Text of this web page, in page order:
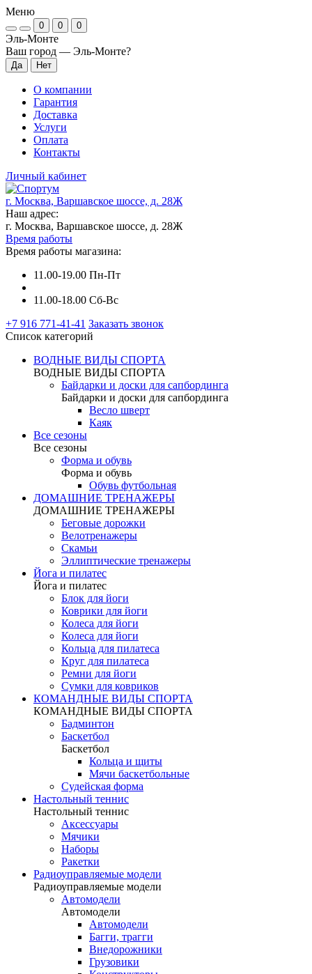
Меню
0 0 0
Эль-Монте
Ваш город — Эль-Монте?
О компании
Гарантия
Доставка
Услуги
Оплата
Контакты
Личный кабинет
г. Москва, Варшавское шоссе, д. 28Ж
Наш адрес:
г. Москва, Варшавское шоссе, д. 28Ж
Время работы
Время работы магазина:
11.00-19.00 Пн-Пт
11.00-18.00 Сб-Вс
+7 916 771-41-41 Заказать звонок
Список категорий
ВОДНЫЕ ВИДЫ СПОРТА
ВОДНЫЕ ВИДЫ СПОРТА
Байдарки и доски для сапбординга
Байдарки и доски для сапбординга
Весло шверт
Каяк
Все сезоны
Все сезоны
Форма и обувь
Форма и обувь
Обувь футбольная
ДОМАШНИЕ ТРЕНАЖЕРЫ
ДОМАШНИЕ ТРЕНАЖЕРЫ
Беговые дорожки
Велотренажеры
Скамьи
Эллиптические тренажеры
Йога и пилатес
Йога и пилатес
Блок для йоги
Коврики для йоги
Колеса для йоги
Колеса для йоги
Кольца для пилатеса
Круг для пилатеса
Ремни для йоги
Сумки для ковриков
КОМАНДНЫЕ ВИДЫ СПОРТА
КОМАНДНЫЕ ВИДЫ СПОРТА
Бадминтон
Баскетбол
Баскетбол
Кольца и щиты
Мячи баскетбольные
Судейская форма
Настольный теннис
Настольный теннис
Аксессуары
Мячики
Наборы
Ракетки
Радиоуправляемые модели
Радиоуправляемые модели
Автомодели
Автомодели
Автомодели
Багги, трагги
Внедорожники
Грузовики